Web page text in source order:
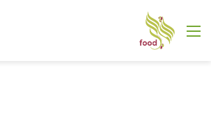
القائمة